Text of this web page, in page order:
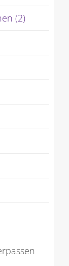
(2)